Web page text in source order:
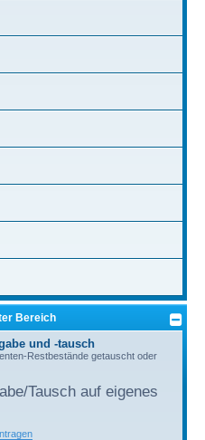
Bereich
und -tausch
Restbestände getauscht oder
Tausch auf eigenes